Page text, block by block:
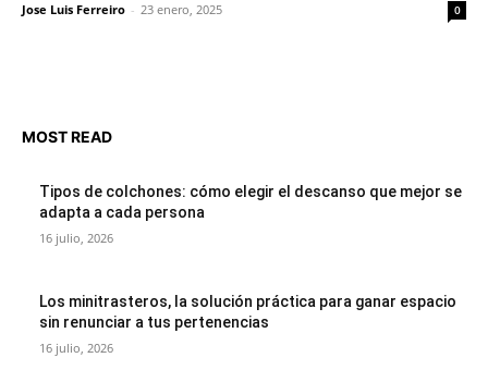
Jose Luis Ferreiro - 23 enero, 2025 0
MOST READ
Tipos de colchones: cómo elegir el descanso que mejor se
adapta a cada persona
16 julio, 2026
Los minitrasteros, la solución práctica para ganar espacio
sin renunciar a tus pertenencias
16 julio, 2026